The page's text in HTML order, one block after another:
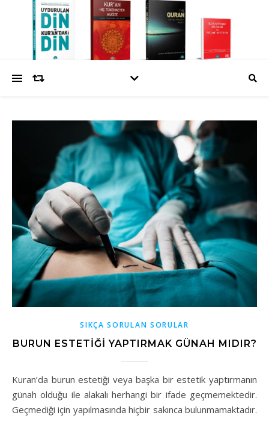
SIKÇA SORULAN SORULAR
BURUN ESTETIĞI YAPTIRMAK GÜNAH MIDIR?
Kuran’da burun estetiği veya başka bir estetik yaptırmanın
günah olduğu ile alakalı herhangi bir ifade geçmemektedir.
Geçmediği için yapılmasında hiçbir sakınca bulunmamaktadır.